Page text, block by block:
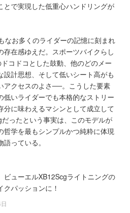
とで実現した低重心ハンドリングが
なお多くのライダーの記憶に刻まれ
存在感ゆえだ。スポーツバイクらし
コドコとした鼓動、他のどのメー
設計思想、そして低いシート高がも
アクセスのよさ──。こうした要素
低いライダーでも本格的なストリー
分に味わえるマシンとして成立して
ったという事実は、このモデルが
哲学を最もシンプルかつ純粋に体現
っている。
ビューエルXB12Scgライトニングの
パッションに！